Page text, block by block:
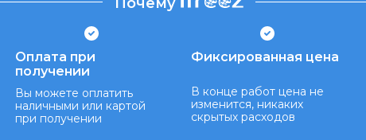
Оплата при
получении
Вы можете оплатить
наличными или картой
при получении
Фиксированная цена
В конце работ цена не
изменится, никаких
скрытых расходов